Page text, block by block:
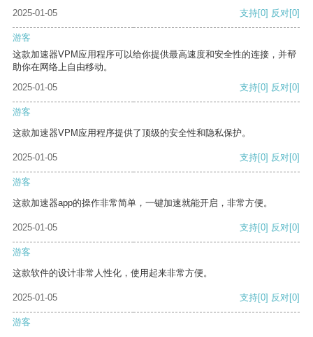
2025-01-05
支持[0] 反对[0]
游客
这款加速器VPM应用程序可以给你提供最高速度和安全性的连接，并帮
助你在网络上自由移动。
2025-01-05
支持[0] 反对[0]
游客
这款加速器VPM应用程序提供了顶级的安全性和隐私保护。
2025-01-05 支持[0] 反对[0]
游客
这款加速器app的操作非常简单，一键加速就能开启，非常方便。
2025-01-05 支持[0] 反对[0]
游客
这款软件的设计非常人性化，使用起来非常方便。
2025-01-05 支持[0] 反对[0]
游客